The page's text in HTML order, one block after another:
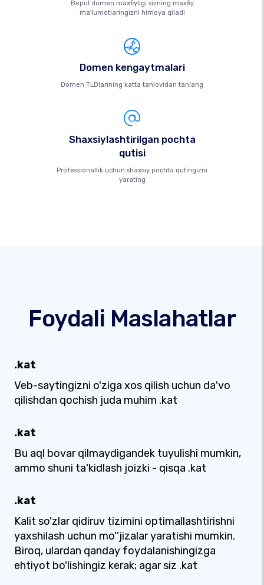
Bepul domen maxfiyligi sizning maxfiy
ma'lumotlaringizni himoya qiladi
Domen kengaytmalari
Domen TLDlarining katta tanlovidan tanlang
Shaxsiylashtirilgan pochta
qutisi
Professionallik uchun shaxsiy pochta qutingizni
yarating
Foydali Maslahatlar
.kat
Veb-saytingizni o'ziga xos qilish uchun da'vo
qilishdan qochish juda muhim .kat
.kat
Bu aql bovar qilmaydigandek tuyulishi mumkin,
ammo shuni ta'kidlash joizki - qisqa .kat
.kat
Kalit so'zlar qidiruv tizimini optimallashtirishni
yaxshilash uchun mo''jizalar yaratishi mumkin.
Biroq, ulardan qanday foydalanishingizga
ehtiyot bo'lishingiz kerak; agar siz .kat